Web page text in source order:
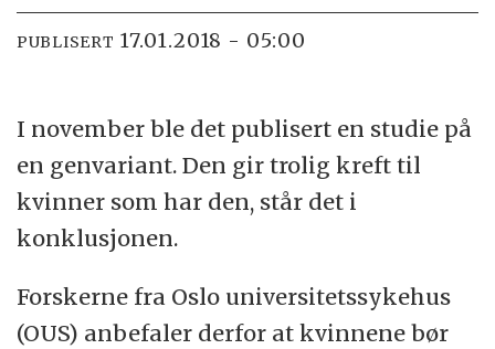
PUBLISERT 17.01.2018 - 05:00
I november ble det publisert en studie på
en genvariant. Den gir trolig kreft til
kvinner som har den, står det i
konklusjonen.
Forskerne fra Oslo universitetssykehus
(OUS) anbefaler derfor at kvinnene bør